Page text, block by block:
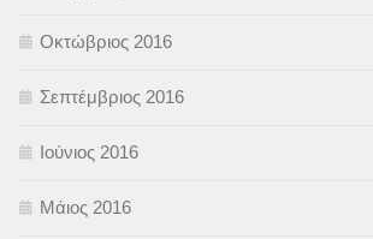
Οκτώβριος 2016
Σεπτέμβριος 2016
Ιούνιος 2016
Μάιος 2016